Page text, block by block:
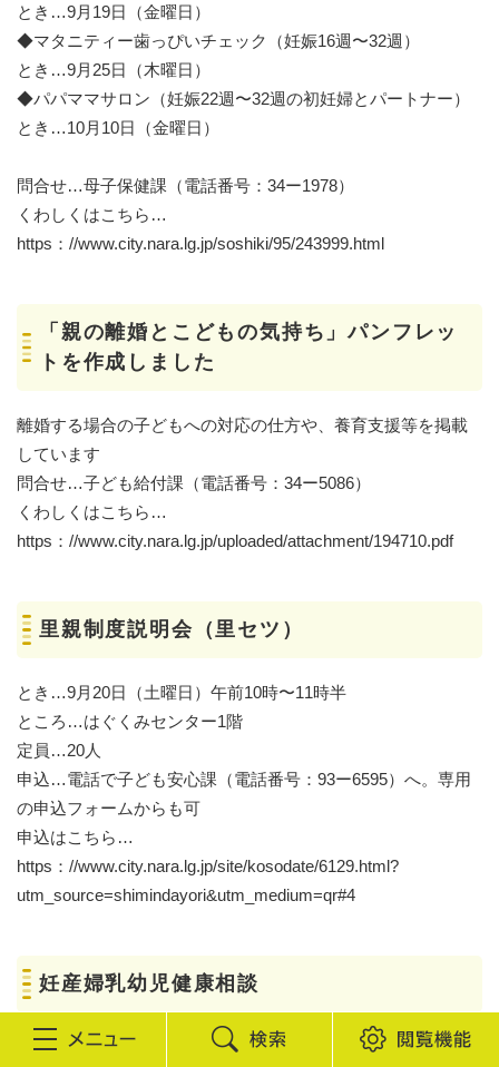
とき…9月19日（金曜日）
◆マタニティー歯っぴいチェック（妊娠16週〜32週）
とき…9月25日（木曜日）
◆パパママサロン（妊娠22週〜32週の初妊婦とパートナー）
とき…10月10日（金曜日）
問合せ…母子保健課（電話番号：34ー1978）
くわしくはこちら…
https：//www.city.nara.lg.jp/soshiki/95/243999.html
「親の離婚とこどもの気持ち」パンフレッ
トを作成しました
離婚する場合の子どもへの対応の仕方や、養育支援等を掲載
しています
問合せ…子ども給付課（電話番号：34ー5086）
くわしくはこちら…
https：//www.city.nara.lg.jp/uploaded/attachment/194710.pdf
里親制度説明会（里セツ）
とき…9月20日（土曜日）午前10時〜11時半
ところ…はぐくみセンター1階
定員…20人
申込…電話で子ども安心課（電話番号：93ー6595）へ。専用
の申込フォームからも可
申込はこちら…
https：//www.city.nara.lg.jp/site/kosodate/6129.html?
utm_source=shimindayori&utm_medium=qr#4
妊産婦乳幼児健康相談
◆はぐくみセンター3階